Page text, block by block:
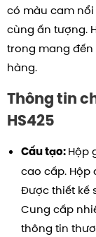
có màu cam
cùng ấn tượng.
trong mang
hàng.
Thông tin
HS425
Cấu tạo: Hộp
cao cấp. Hộp
Được thiết kế
Cung cấp
thông tin